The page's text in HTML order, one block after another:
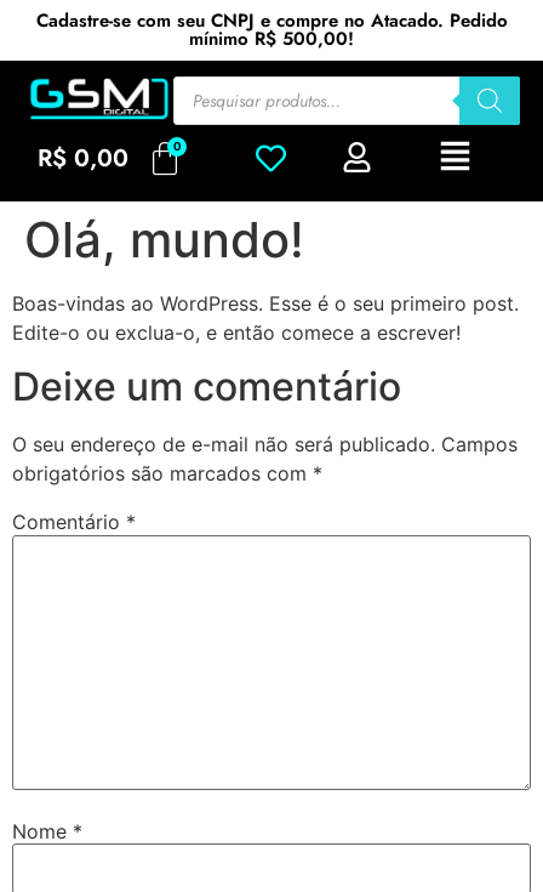
Cadastre-se com seu CNPJ e compre no Atacado. Pedido
mínimo R$ 500,00!
R$ 0,00
Olá, mundo!
Boas-vindas ao WordPress. Esse é o seu primeiro post.
Edite-o ou exclua-o, e então comece a escrever!
Deixe um comentário
O seu endereço de e-mail não será publicado. Campos
obrigatórios são marcados com *
Comentário *
Nome *